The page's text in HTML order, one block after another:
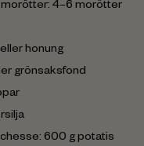
4–6 morötter
honung
grönsaksfond
600 g potatis